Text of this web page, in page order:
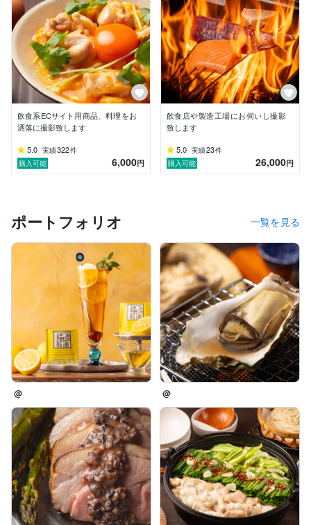
レンズ
CANON RF70-200mm F4 L IS USM
CANON RF24-105mm F4 L IS USM
照明
Godox AD300Pro ×2
編集
Lightroom Classic
飲食系ECサイト用商品、料理をお
洒落に撮影致します
5.0 実績322件
購入可能
6,000円
飲食店や製造工場にお伺いし撮影
致します
5.0 実績23件
購入可能
26,000円
ポートフォリオ 一覧を見る
@ @